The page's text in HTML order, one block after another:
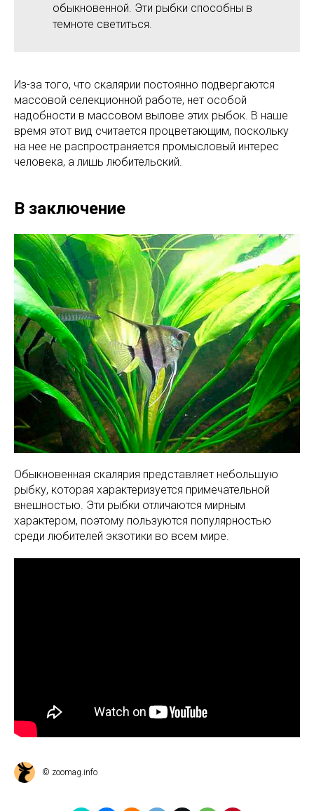
обыкновенной. Эти рыбки способны в
темноте светиться.
Из-за того, что скалярии постоянно подвергаются
массовой селекционной работе, нет особой
надобности в массовом вылове этих рыбок. В наше
время этот вид считается процветающим, поскольку
на нее не распространяется промысловый интерес
человека, а лишь любительский.
В заключение
Обыкновенная скалярия представляет небольшую
рыбку, которая характеризуется примечательной
внешностью. Эти рыбки отличаются мирным
характером, поэтому пользуются популярностью
среди любителей экзотики во всем мире.
© zoomag.info